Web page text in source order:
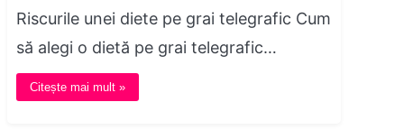
Riscurile unei diete pe grai telegrafic Cum
să alegi o dietă pe grai telegrafic…
Citește mai mult »